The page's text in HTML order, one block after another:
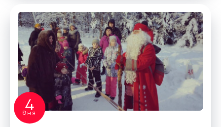
4
дня